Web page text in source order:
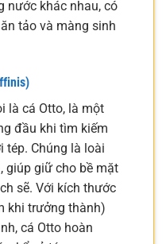
nước khác nhau, có
tảo và màng sinh
là cá Otto, là một
đầu khi tìm kiếm
tép. Chúng là loài
giúp giữ cho bề mặt
sẽ. Với kích thước
khi trưởng thành)
cá Otto hoàn